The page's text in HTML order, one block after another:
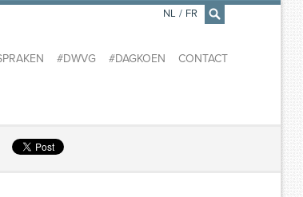
×
#DWVG #DAGKOEN CONTACT
NL / FR